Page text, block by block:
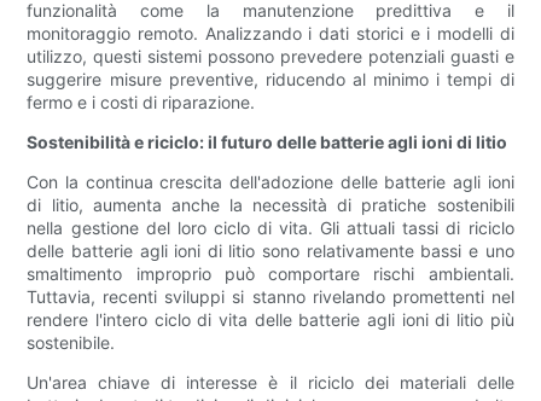
funzionalità come la manutenzione predittiva e il
monitoraggio remoto. Analizzando i dati storici e i modelli di
utilizzo, questi sistemi possono prevedere potenziali guasti e
suggerire misure preventive, riducendo al minimo i tempi di
fermo e i costi di riparazione.
Sostenibilità e riciclo: il futuro delle batterie agli ioni di litio
Con la continua crescita dell'adozione delle batterie agli ioni
di litio, aumenta anche la necessità di pratiche sostenibili
nella gestione del loro ciclo di vita. Gli attuali tassi di riciclo
delle batterie agli ioni di litio sono relativamente bassi e uno
smaltimento improprio può comportare rischi ambientali.
Tuttavia, recenti sviluppi si stanno rivelando promettenti nel
rendere l'intero ciclo di vita delle batterie agli ioni di litio più
sostenibile.
Un'area chiave di interesse è il riciclo dei materiali delle